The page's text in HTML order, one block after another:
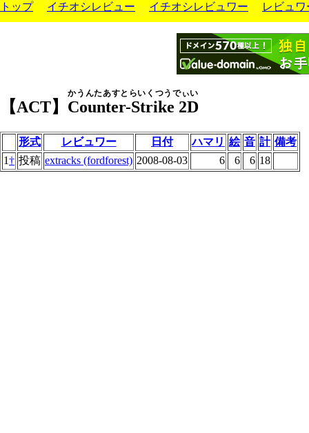
トップ イチオシレビュー イチオシレビュワー レビュワ
【ACT】 Counter-Strike 2D
かうんたあすとらいくつうでぃい
形式 レビュワー 日付 ハマリ 絵 音 計 備考
1† 投稿 extracks (fordforest) 2008-08-03 6 6 6 18